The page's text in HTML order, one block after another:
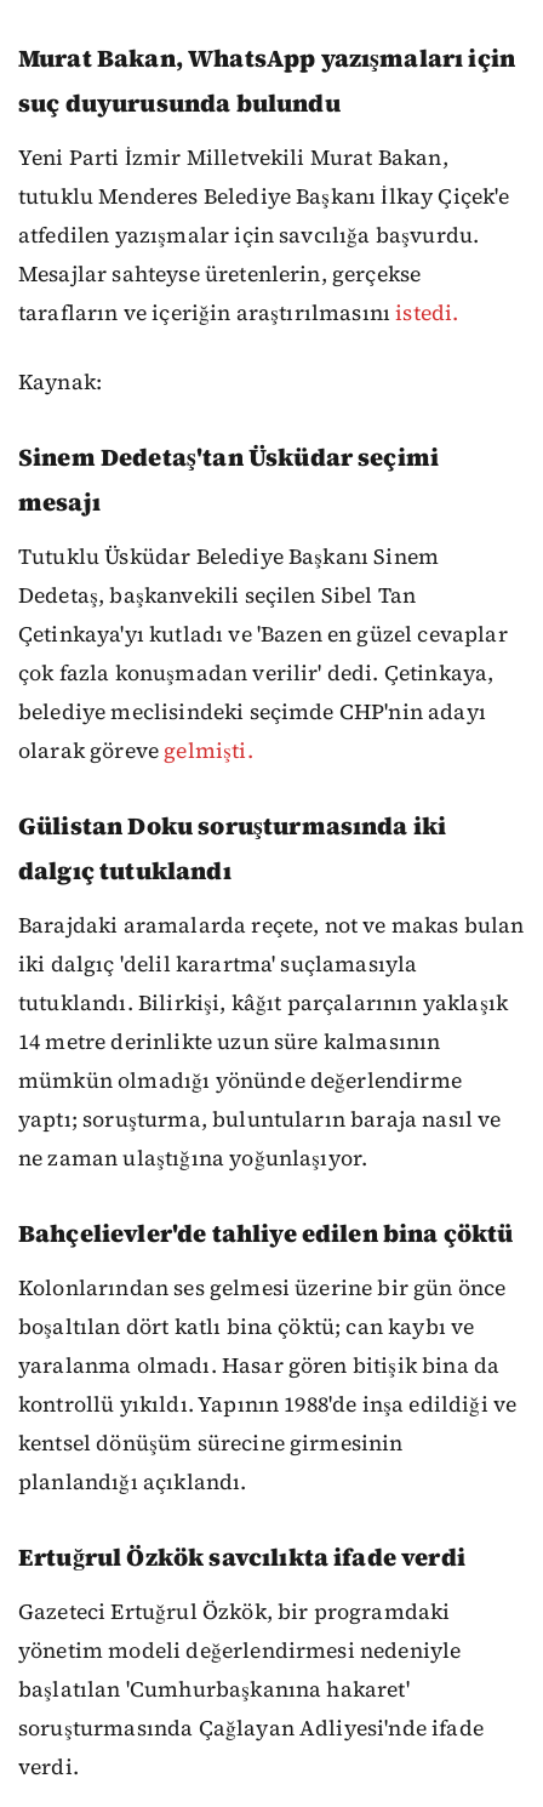
Murat Bakan, WhatsApp yazışmaları için
suç duyurusunda bulundu
Yeni Parti İzmir Milletvekili Murat Bakan,
tutuklu Menderes Belediye Başkanı İlkay Çiçek'e
atfedilen yazışmalar için savcılığa başvurdu.
Mesajlar sahteyse üretenlerin, gerçekse
tarafların ve içeriğin araştırılmasınıistedi.
Kaynak:
Sinem Dedetaş'tan Üsküdar seçimi
mesajı
Tutuklu Üsküdar Belediye Başkanı Sinem
Dedetaş, başkanvekili seçilen Sibel Tan
Çetinkaya'yı kutladı ve 'Bazen en güzel cevaplar
çok fazla konuşmadan verilir' dedi. Çetinkaya,
belediye meclisindeki seçimde CHP'nin adayı
olarak göreve gelmişti.
Gülistan Doku soruşturmasında iki
dalgıç tutuklandı
Barajdaki aramalarda reçete, not ve makas bulan
iki dalgıç 'delil karartma' suçlamasıyla
tutuklandı. Bilirkişi, kâğıt parçalarının yaklaşık
14 metre derinlikte uzun süre kalmasının
mümkün olmadığı yönünde değerlendirme
yaptı; soruşturma, buluntuların baraja nasıl ve
ne zaman ulaştığına yoğunlaşıyor.
Bahçelievler'de tahliye edilen bina çöktü
Kolonlarından ses gelmesi üzerine bir gün önce
boşaltılan dört katlı bina çöktü; can kaybı ve
yaralanma olmadı. Hasar gören bitişik bina da
kontrollü yıkıldı. Yapının 1988'de inşa edildiği ve
kentsel dönüşüm sürecine girmesinin
planlandığı açıklandı.
Ertuğrul Özkök savcılıkta ifade verdi
Gazeteci Ertuğrul Özkök, bir programdaki
yönetim modeli değerlendirmesi nedeniyle
başlatılan 'Cumhurbaşkanına hakaret'
soruşturmasında Çağlayan Adliyesi'nde ifade
verdi.